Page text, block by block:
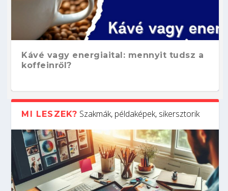
Kávé vagy energiaital: mennyit tudsz a
koffeinről?
MI LESZEK? Szakmák, példaképek, sikersztorik